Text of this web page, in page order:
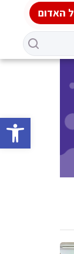
פתח
האדום